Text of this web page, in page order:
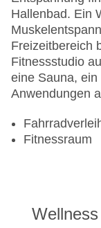
Hallenbad. Ein
Freizeitbereich
Fitnessstudio
eine Sauna,
Anwendungen
Fitnessraum
Wellness